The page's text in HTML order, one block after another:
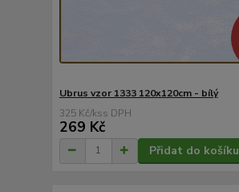
Ubrus vzor 1333 120x120cm - bílý
325 Kč/ks
269 Kč
Přidat do košíku